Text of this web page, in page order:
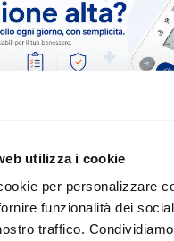
utilizza i cookie
per personalizzare
funzionalità dei
traffico.